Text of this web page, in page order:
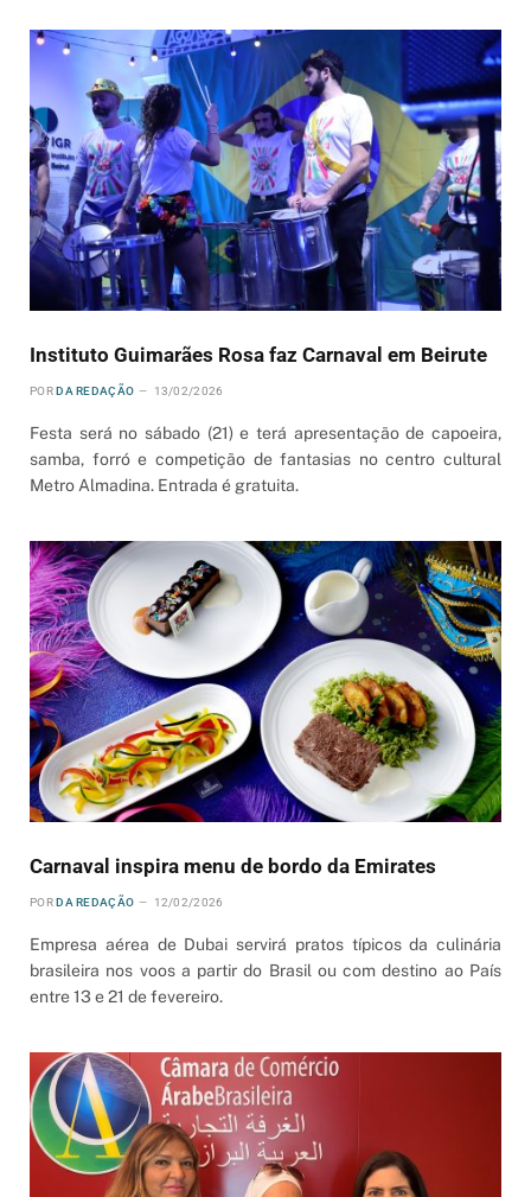
Instituto Guimarães Rosa faz Carnaval em Beirute
POR DA REDAÇÃO 13/02/2026
Festa será no sábado (21) e terá apresentação de capoeira,
samba, forró e competição de fantasias no centro cultural
Metro Almadina. Entrada é gratuita.
Carnaval inspira menu de bordo da Emirates
POR DA REDAÇÃO 12/02/2026
Empresa aérea de Dubai servirá pratos típicos da culinária
brasileira nos voos a partir do Brasil ou com destino ao País
entre 13 e 21 de fevereiro.